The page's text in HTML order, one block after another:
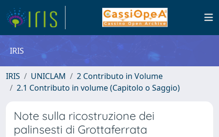
IRIS
IRIS UNICLAM
2 Contributo in Volume
2.1 Contributo in volume (Capitolo o Saggio)
Note sulla ricostruzione dei
palinsesti di Grottaferrata